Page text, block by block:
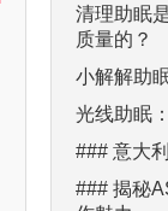
清理助眠
质量的？
小解解助
光线助眠
### 意大
### 揭秘